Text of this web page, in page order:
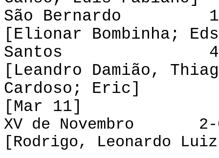
São Bernardo 1-
[Elionar Bombinha;
Santos 4-1
[Leandro Damião,
Cardoso; Eric]
[Mar 11]
XV de Novembro
[Rodrigo, Leonardo